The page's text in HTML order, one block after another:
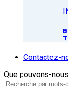
Contactez-
Que pouvons-